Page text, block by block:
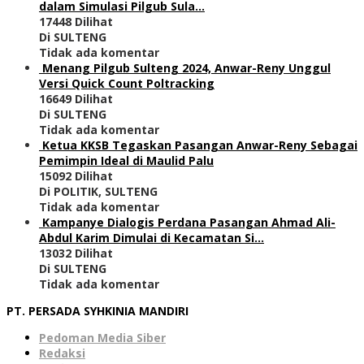
dalam Simulasi Pilgub Sula…
17448 Dilihat
Di SULTENG
Tidak ada komentar
Menang Pilgub Sulteng 2024, Anwar-Reny Unggul
Versi Quick Count Poltracking
16649 Dilihat
Di SULTENG
Tidak ada komentar
Ketua KKSB Tegaskan Pasangan Anwar-Reny Sebagai
Pemimpin Ideal di Maulid Palu
15092 Dilihat
Di POLITIK, SULTENG
Tidak ada komentar
Kampanye Dialogis Perdana Pasangan Ahmad Ali-
Abdul Karim Dimulai di Kecamatan Si…
13032 Dilihat
Di SULTENG
Tidak ada komentar
PT. PERSADA SYHKINIA MANDIRI
Pedoman Media Siber
Redaksi